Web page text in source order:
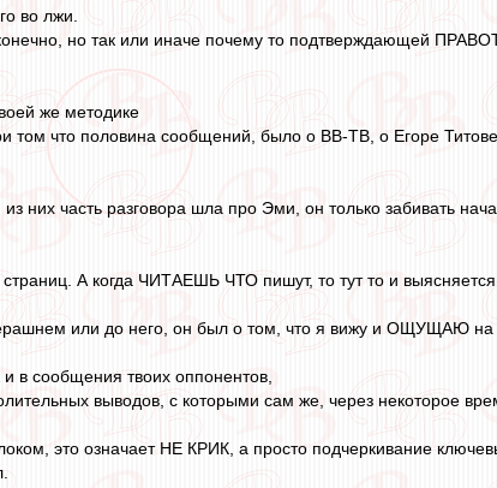
во лжи.
но так или иначе почему то подтверждающей
же методике
том что половина сообщений, было о ВВ-ТВ, о Егоре
них часть разговора шла про Эми, он только забивать
А когда ЧИТАЕШЬ ЧТО пишут, то тут то и выясняется
или до него, он был о том, что я вижу и ОЩУЩАЮ на
в сообщения твоих оппонентов,
выводов, с которыми сам же, через некоторое
это означает НЕ КРИК, а просто подчеркивание